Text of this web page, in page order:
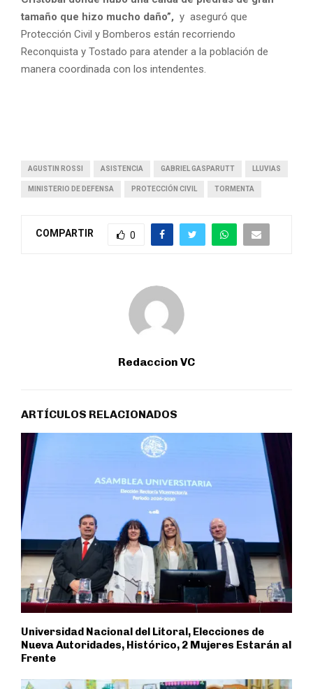
tamaño que hizo mucho daño”, y aseguró que
Protección Civil y Bomberos están recorriendo
Reconquista y Tostado para atender a la población de
manera coordinada con los intendentes.
AGUSTIN ROSSI ASISTENCIA GABRIEL GASPARUTT LLUVIAS
MINISTERIO DE DEFENSA PROTECCIÓN CIVIL TORMENTA
COMPARTIR 0
Redaccion VC
ARTÍCULOS RELACIONADOS
Universidad Nacional del Litoral, Elecciones de
Nueva Autoridades, Histórico, 2 Mujeres Estarán al
Frente